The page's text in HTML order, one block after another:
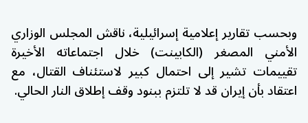
وبحسب تقارير إعلامية إسرائيلية، ناقش المجلس الوزاري
الأمني المصغر (الكابينت) خلال اجتماعاته الأخيرة
تقييمات تشير إلى احتمال كبير لاستئناف القتال، مع
اعتقاد بأن إيران قد لا تلتزم ببنود وقف إطلاق النار الحالي.